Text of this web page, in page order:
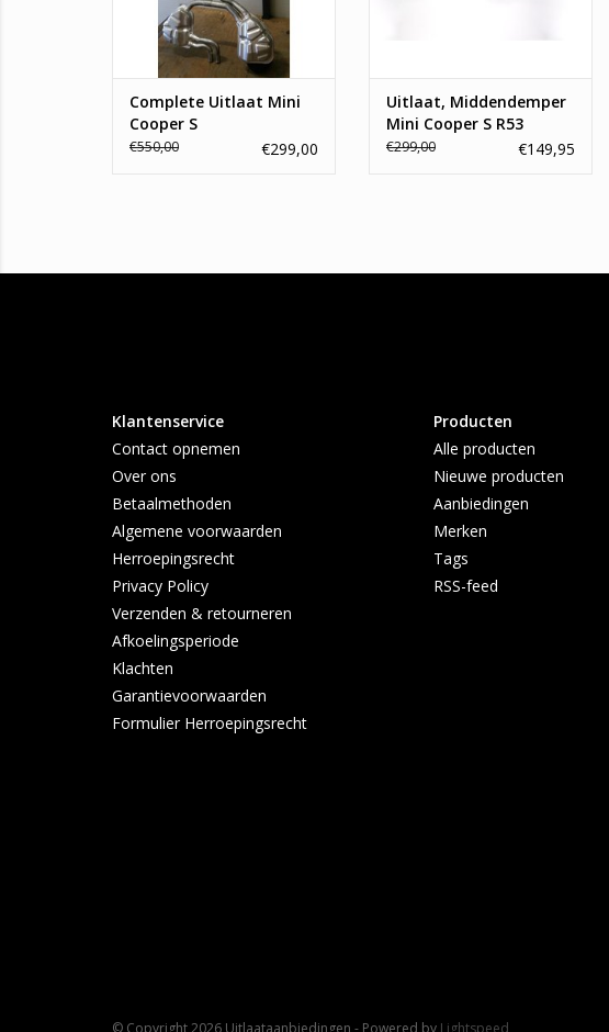
daarom een alternatief aan. Wij
leveren u daarom een hoge
kwali...
Complete Uitlaat Mini
Cooper S
€550,00 €299,00
Uitlaat, Middendemper
Mini Cooper S R53
€299,00 €149,95
Klantenservice
Contact opnemen
Over ons
Betaalmethoden
Algemene voorwaarden
Herroepingsrecht
Privacy Policy
Verzenden & retourneren
Afkoelingsperiode
Klachten
Garantievoorwaarden
Formulier Herroepingsrecht
Producten
Alle producten
Nieuwe producten
Aanbiedingen
Merken
Tags
RSS-feed
© Copyright 2026 Uitlaataanbiedingen - Powered by Lightspeed